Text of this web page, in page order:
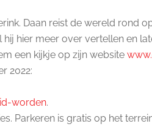
Daan reist de wereld rond
hier meer over vertellen en
een kijkje op zijn website
2022:
worden.
Parkeren is gratis op het